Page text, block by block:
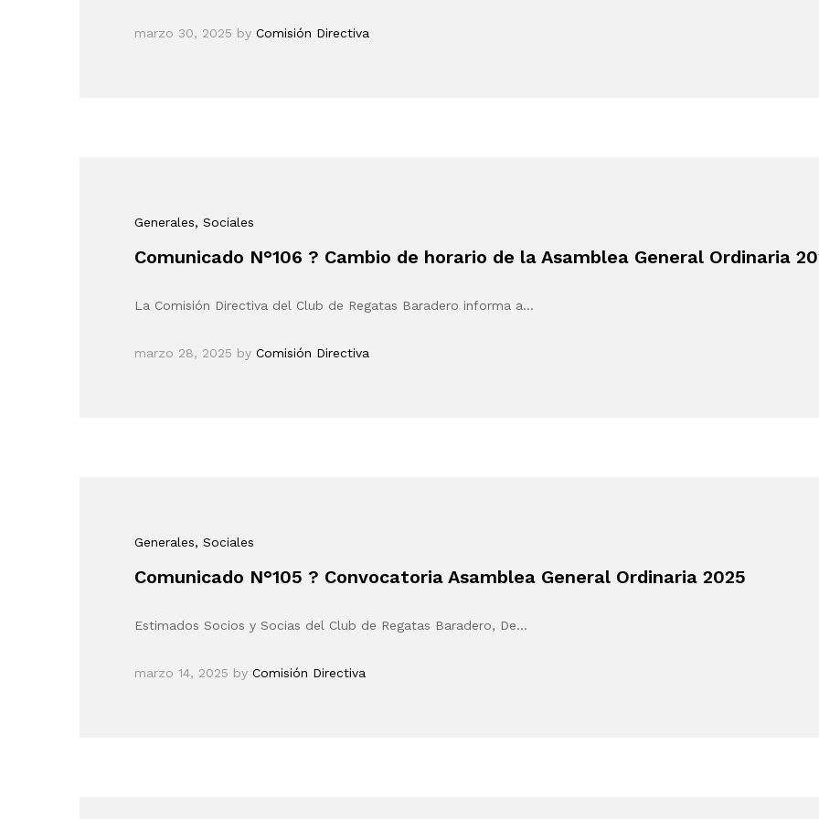
marzo 30, 2025 by Comisión Directiva
Generales, Sociales
Comunicado N°106 ? Cambio de horario de la Asamblea General Ordinaria
La Comisión Directiva del Club de Regatas Baradero informa a…
marzo 28, 2025 by Comisión Directiva
Generales, Sociales
Comunicado N°105 ? Convocatoria Asamblea General Ordinaria 2025
Estimados Socios y Socias del Club de Regatas Baradero, De…
marzo 14, 2025 by Comisión Directiva